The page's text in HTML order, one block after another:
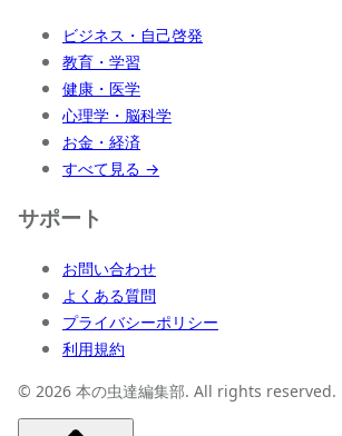
ビジネス・自己啓発
教育・学習
健康・医学
心理学・脳科学
お金・経済
すべて見る →
サポート
お問い合わせ
よくある質問
プライバシーポリシー
利用規約
© 2026 本の虫達編集部. All rights reserved.